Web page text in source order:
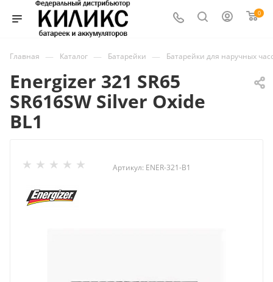
0
Главная — Каталог — Батарейки — Батарейки для наручных
Energizer 321 SR65
SR616SW Silver Oxide
BL1
Артикул: ENER-321-B1